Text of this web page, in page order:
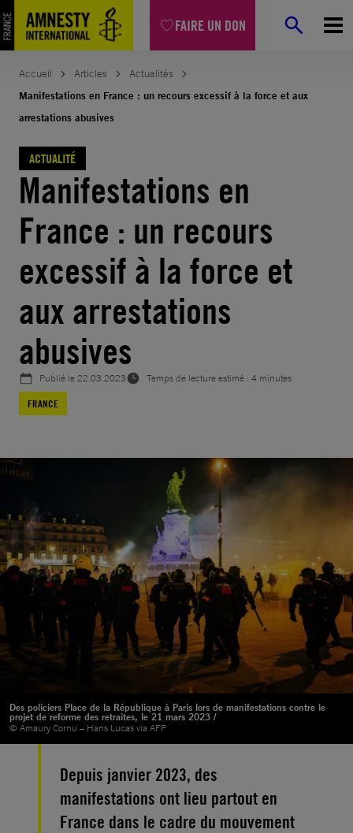
FAIRE UN DON
Aller
au
contenu
Accueil Articles
Actualités
Manifestations en France : un recours excessif à la force et aux
arrestations abusives
ACTUALITÉ
Manifestations en
France : un recours
excessif à la force et
aux arrestations
abusives
Publié le22.03.2023
Temps de lecture estimé : 4 minutes
FRANCE
Des policiers Place de la République à Paris lors de manifestations contre le
projet de reforme des retraites, le 21 mars 2023 /
© Amaury Cornu – Hans Lucas via AFP
Depuis janvier 2023, des
manifestations ont lieu partout en
France dans le cadre du mouvement